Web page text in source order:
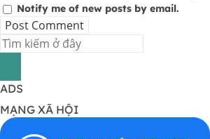
Notify me of new posts by email.
ADS
MẠNG XÃ HỘI